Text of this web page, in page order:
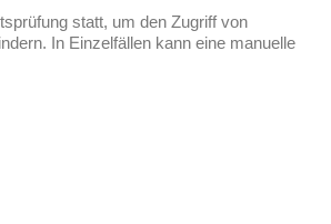
statt, um den Zugriff von
In Einzelfällen kann eine manuelle